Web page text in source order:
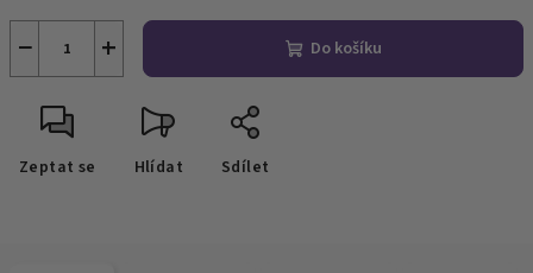
+
− Do košíku
Zeptat se Hlídat Sdílet